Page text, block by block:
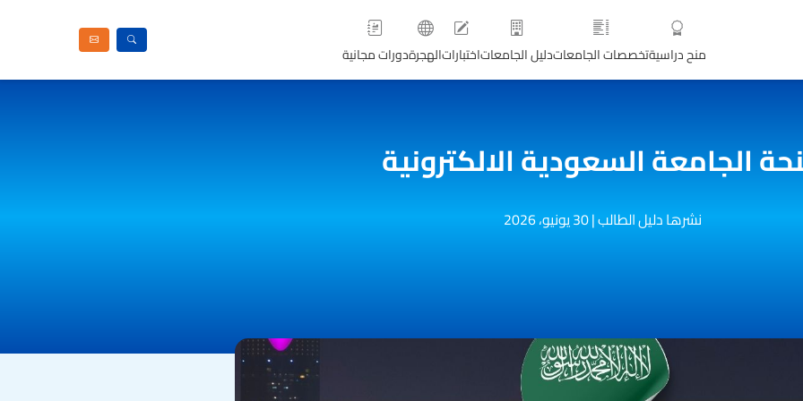
منح دراسيةتخصصات الجامعاتدليل الجامعاتاختباراتالهجرةدورات مجانية
الجامعة السعودية الالكترونية
نشرها دليل الطالب|30 يونيو، 2026